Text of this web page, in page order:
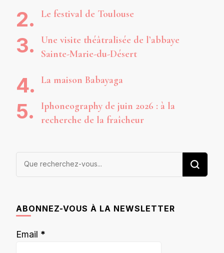
Le festival de Toulouse
Une visite théâtralisée de l’abbaye
Sainte-Marie-du-Désert
La maison Babayaga
Iphoneography de juin 2026 : à la
recherche de la fraîcheur
Vous
ABONNEZ-VOUS À LA NEWSLETTER
Email *